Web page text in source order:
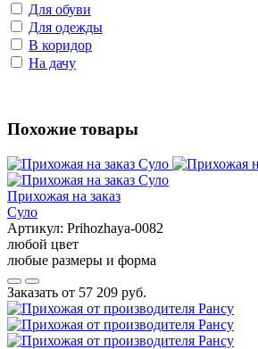
Для обуви
Для одежды
В коридор
На дачу
Похожие товары
Прихожая на заказ
Суло
Артикул: Prihozhaya-0082
любой цвет
любые размеры и форма
Заказать от 57 209 руб.